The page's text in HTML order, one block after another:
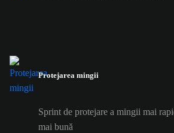
Protejarea mingii
Sprint de protejare a mingii mai
mai bună